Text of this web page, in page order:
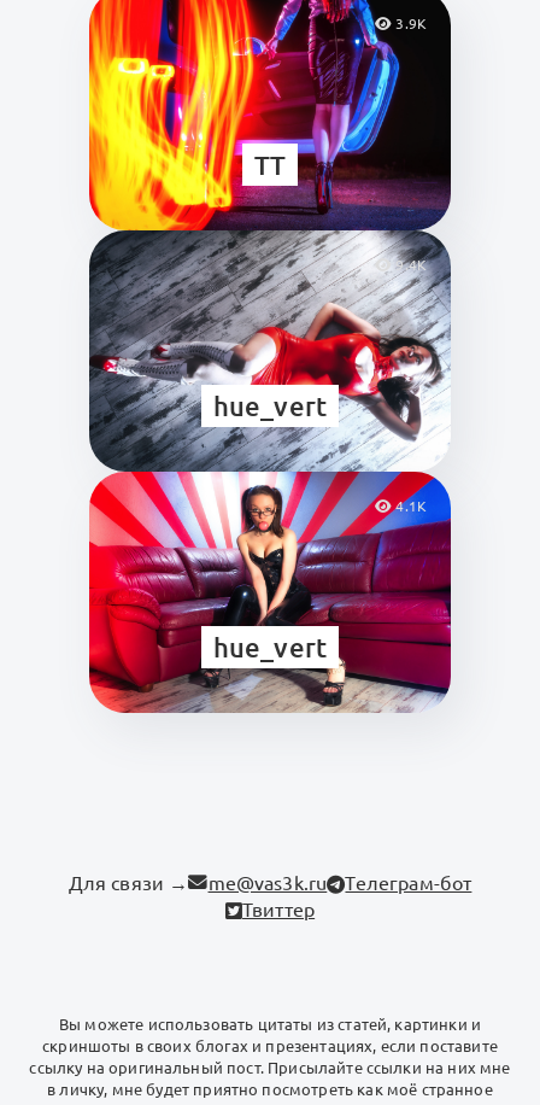
3.9K
TT
9.4K
hue_vert
4.1K
hue_vert
Для связи → me@vas3k.ru
Телеграм-бот
Твиттер
Вы можете использовать цитаты из статей, картинки и
скриншоты в своих блогах и презентациях, если поставите
ссылку на оригинальный пост. Присылайте ссылки на них мне
в личку, мне будет приятно посмотреть как моё странное